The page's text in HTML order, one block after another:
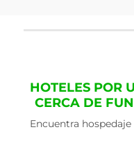
HOTELES POR
CERCA DE
Encuentra